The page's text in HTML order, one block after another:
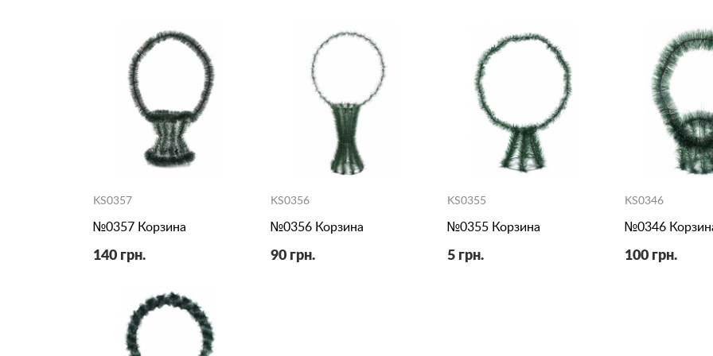
KS0357
№0357 Корзина
140 грн.
KS0356
№0356 Корзина
90 грн.
KS0355
№0355 Корзина
5 грн.
KS0346
№0346
100 грн.